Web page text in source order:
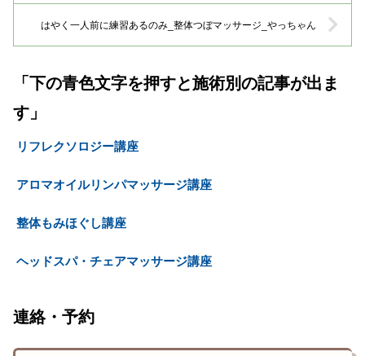
はやく一人前に練習あるのみ_整体つぼマッサージ_やっちゃん
「下の青色文字を押すと施術別の記事が出ま
す」
リフレクソロジー講座
アロマオイルリンパマッサージ講座
整体もみほぐし講座
ヘッドスパ・チェアマッサージ講座
連絡・予約